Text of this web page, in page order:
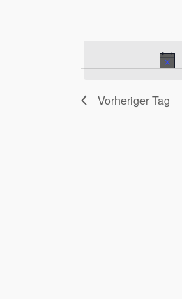
Vorheriger Tag